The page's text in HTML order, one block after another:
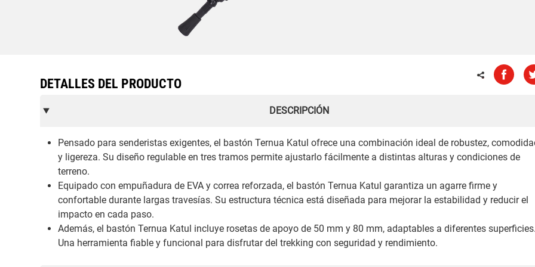
DETALLES DEL PRODUCTO
DESCRIPCIÓN
Pensado para senderistas exigentes, el bastón Ternua Katul ofrece una combinación ideal de robustez,
y ligereza. Su diseño regulable en tres tramos permite ajustarlo fácilmente a distintas alturas y condiciones de
terreno.
Equipado con empuñadura de EVA y correa reforzada, el bastón Ternua Katul garantiza un agarre firme y
confortable durante largas travesías. Su estructura técnica está diseñada para mejorar la estabilidad y reducir el
impacto en cada paso.
Además, el bastón Ternua Katul incluye rosetas de apoyo de 50 mm y 80 mm, adaptables a diferentes
Una herramienta fiable y funcional para disfrutar del trekking con seguridad y rendimiento.